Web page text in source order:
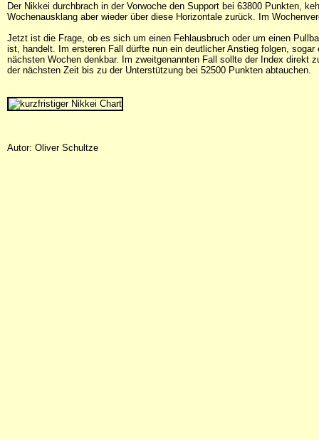
Der Nikkei durchbrach in der Vorwoche den Support bei 63800 Punkten,
Wochenausklang aber wieder über diese Horizontale zurück. Im
Jetzt ist die Frage, ob es sich um einen Fehlausbruch oder um einen
ist, handelt. Im ersteren Fall dürfte nun ein deutlicher Anstieg folgen,
nächsten Wochen denkbar. Im zweitgenannten Fall sollte der Index direkt
der nächsten Zeit bis zu der Unterstützung bei 52500 Punkten abtauchen.
Autor: Oliver Schultze